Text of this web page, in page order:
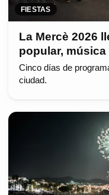
FIESTAS
La Mercè 2026
popular,
Cinco días de
ciudad.